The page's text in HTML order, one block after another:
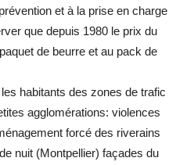
et à la prise en charge
que depuis 1980 le prix du
de beurre et au pack de
habitants des zones de trafic
agglomérations: violences
forcé des riverains
nuit (Montpellier) façades du